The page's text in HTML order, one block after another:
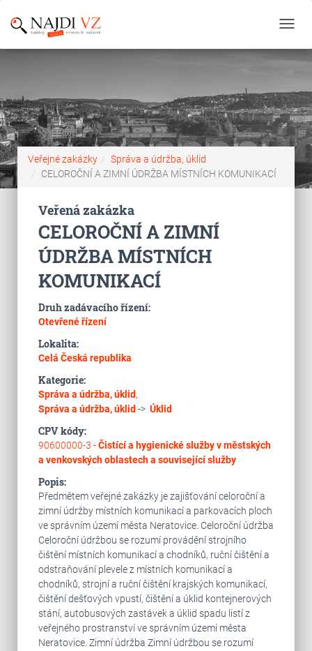
Veřejné zakázky
Správa a údržba, úklid
CELOROČNÍ A ZIMNÍ ÚDRŽBA MÍSTNÍCH KOMUNIKACÍ
Veřená zakázka
CELOROČNÍ A ZIMNÍ
ÚDRŽBA MÍSTNÍCH
KOMUNIKACÍ
Druh zadávacího řízení:
Otevřené řízení
Lokalita:
Celá Česká republika
Kategorie:
Správa a údržba, úklid,
Správa a údržba, úklid -> Úklid
CPV kódy:
90600000-3 -Čistící a hygienické služby v městských
a venkovských oblastech a související služby
Popis:
Předmětem veřejné zakázky je zajišťování celoroční a
zimní údržby místních komunikací a parkovacích ploch
ve správním území města Neratovice. Celoroční údržba
Celoroční údržbou se rozumí provádění strojního
čištění místních komunikací a chodníků, ruční čištění a
odstraňování plevele z místních komunikací a
chodníků, strojní a ruční čištění krajských komunikací,
čištění dešťových vpustí, čištění a úklid kontejnerových
stání, autobusových zastávek a úklid spadu listí z
veřejného prostranství ve správním území města
Neratovice. Zimní údržba Zimní údržbou se rozumí